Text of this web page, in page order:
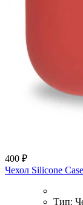
400 ₽
Чехол Silicone
Тип: